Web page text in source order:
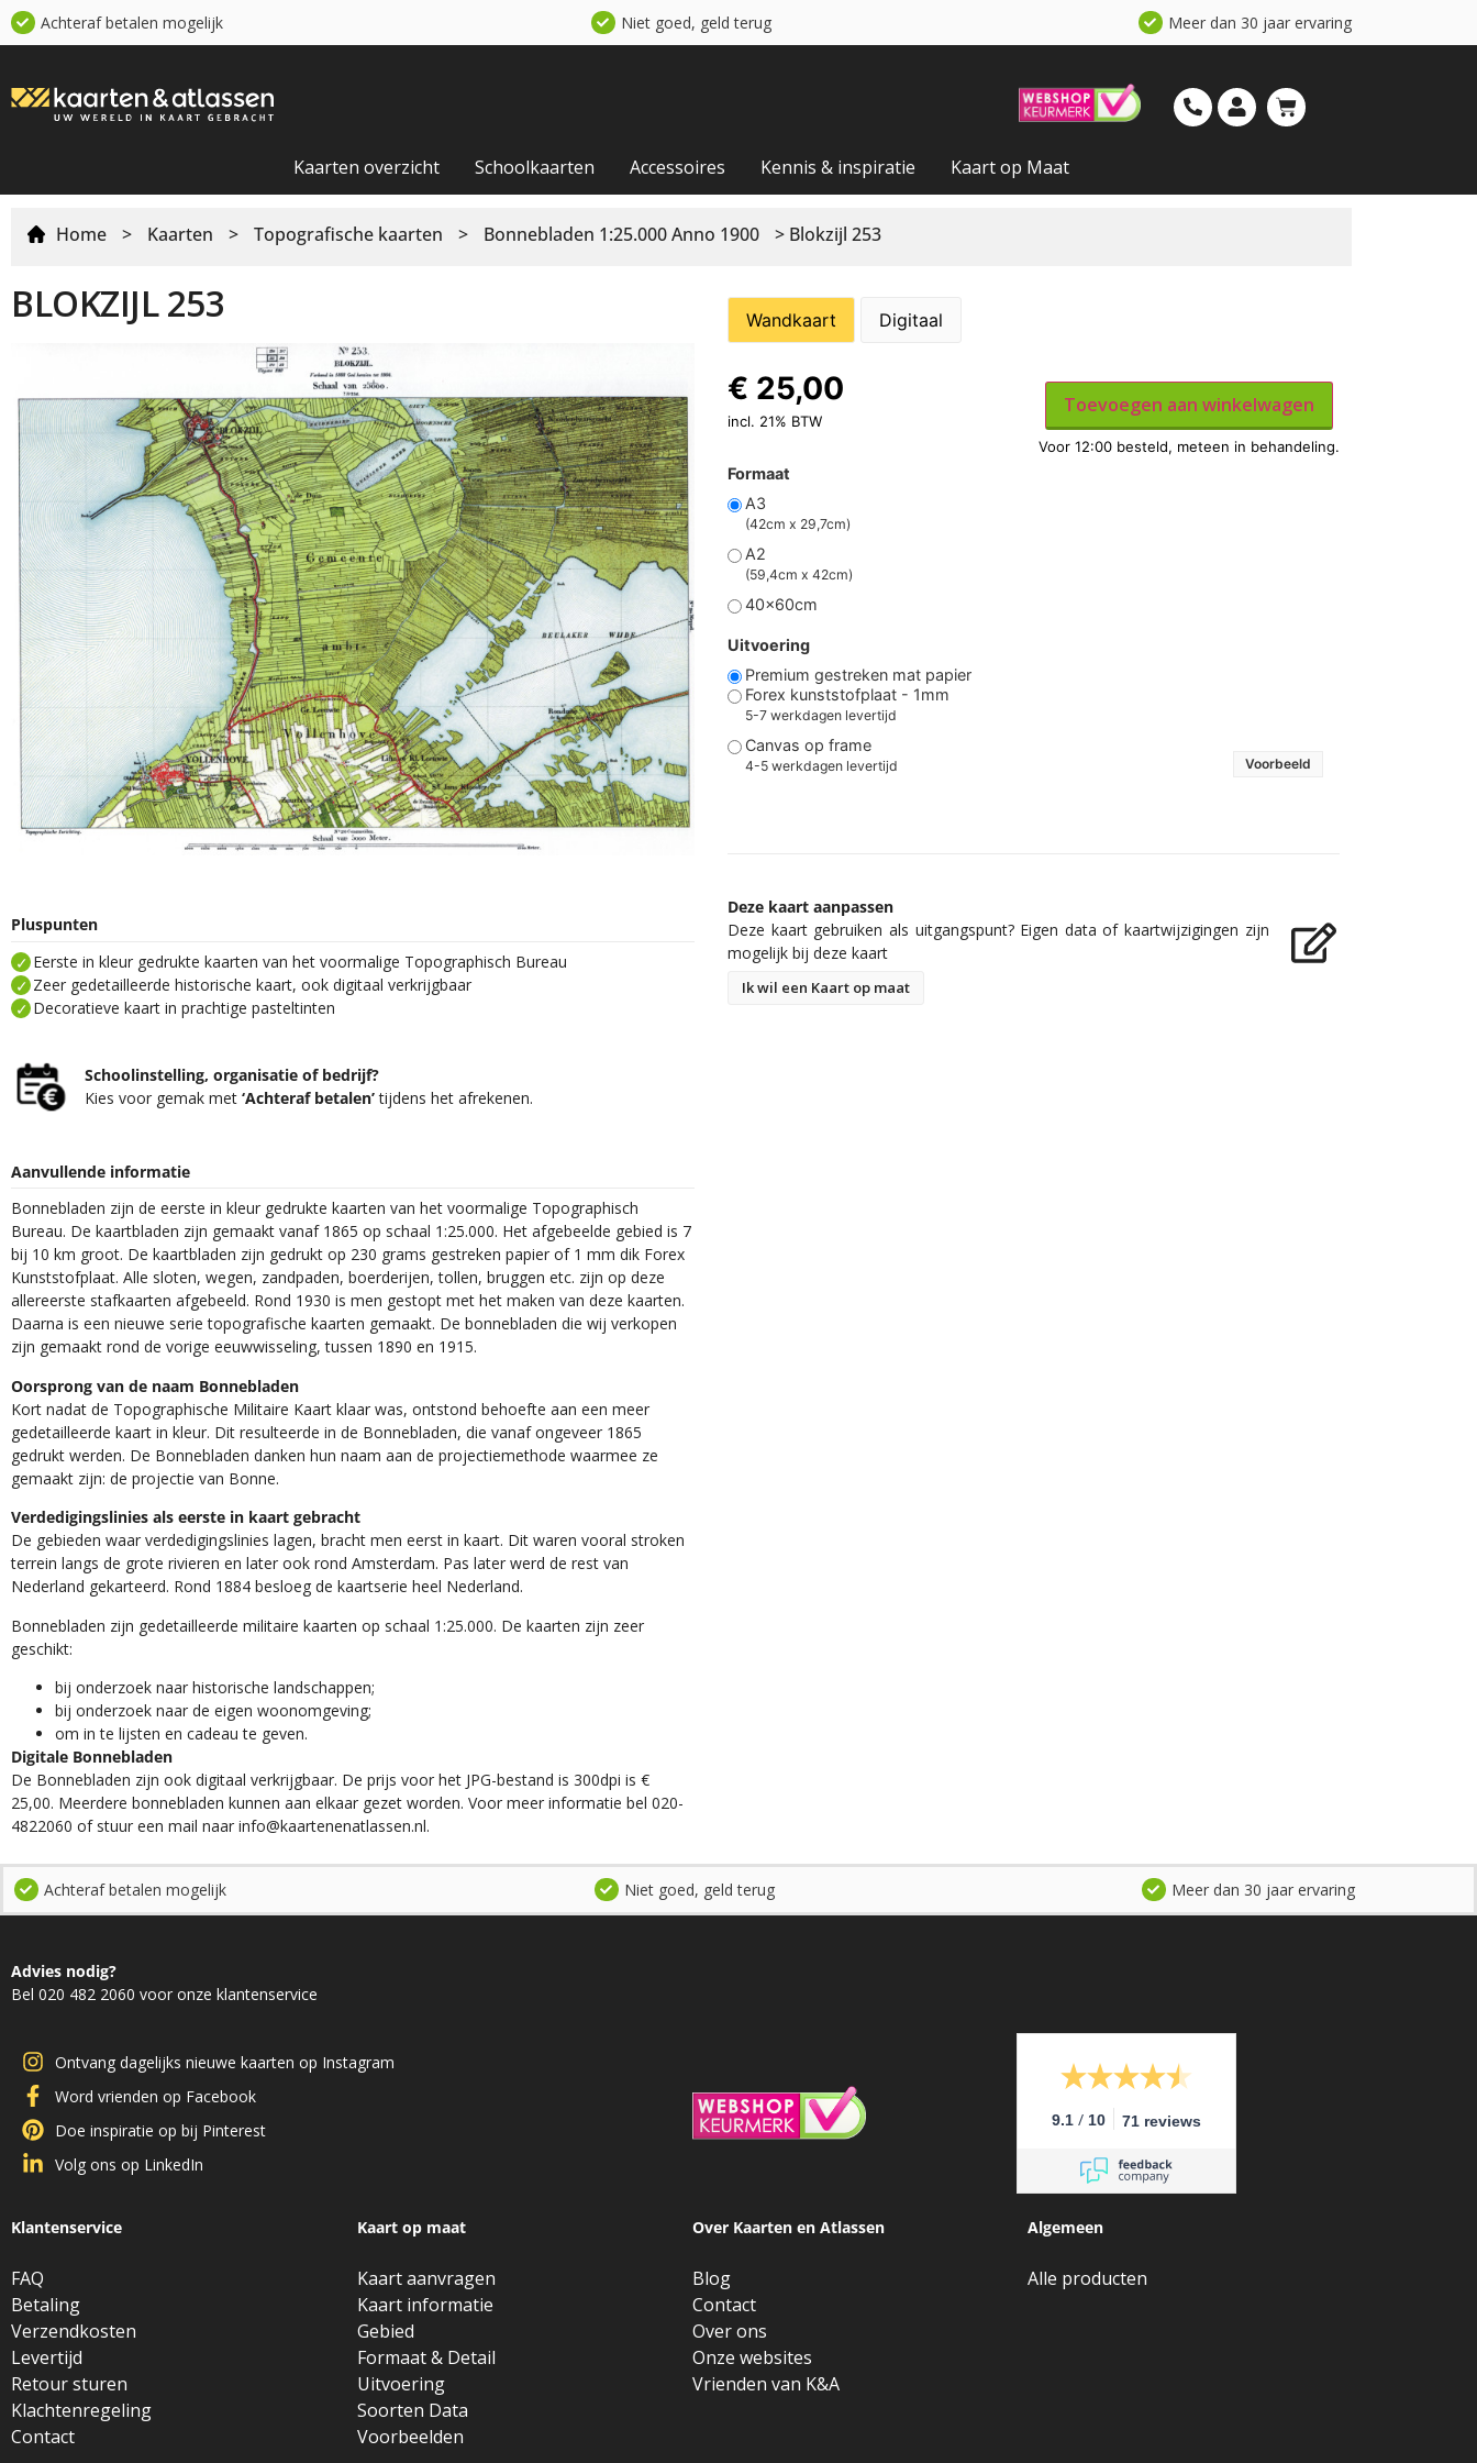
Achteraf betalen mogelijk Niet goed, geld terug Meer dan 30 jaar ervaring
Kaarten overzicht Schoolkaarten Accessoires Kennis & inspiratie Kaart op Maat
Home > Kaarten > Topografische kaarten > Bonnebladen 1:25.000 Anno 1900 > Blokzijl 253
BLOKZIJL 253
Pluspunten
Eerste in kleur gedrukte kaarten van het voormalige Topographisch Bureau
Zeer gedetailleerde historische kaart, ook digitaal verkrijgbaar
Decoratieve kaart in prachtige pasteltinten
Schoolinstelling, organisatie of bedrijf?
Kies voor gemak met‘Achteraf betalen’tijdens het afrekenen.
Aanvullende informatie
Bonnebladen zijn de eerste in kleur gedrukte kaarten van het voormalige Topographisch
Bureau. De kaartbladen zijn gemaakt vanaf 1865 op schaal 1:25.000. Het afgebeelde gebied is 7
bij 10 km groot. De kaartbladen zijn gedrukt op 230 grams gestreken papier of 1 mm dik Forex
Kunststofplaat. Alle sloten, wegen, zandpaden, boerderijen, tollen, bruggen etc. zijn op deze
allereerste stafkaarten afgebeeld. Rond 1930 is men gestopt met het maken van deze kaarten.
Daarna is een nieuwe serie topografische kaarten gemaakt. De bonnebladen die wij verkopen
zijn gemaakt rond de vorige eeuwwisseling, tussen 1890 en 1915.
Oorsprong van de naam Bonnebladen
Kort nadat de Topographische Militaire Kaart klaar was, ontstond behoefte aan een meer
gedetailleerde kaart in kleur. Dit resulteerde in de Bonnebladen, die vanaf ongeveer 1865
gedrukt werden. De Bonnebladen danken hun naam aan de projectiemethode waarmee ze
gemaakt zijn: de projectie van Bonne.
Verdedigingslinies als eerste in kaart gebracht
De gebieden waar verdedigingslinies lagen, bracht men eerst in kaart. Dit waren vooral stroken
terrein langs de grote rivieren en later ook rond Amsterdam. Pas later werd de rest van
Nederland gekarteerd. Rond 1884 besloeg de kaartserie heel Nederland.
Bonnebladen zijn gedetailleerde militaire kaarten op schaal 1:25.000. De kaarten zijn zeer
geschikt:​
​bij onderzoek naar historische landschappen;
bij onderzoek naar de eigen woonomgeving;
om in te lijsten en cadeau te geven.
Digitale Bonnebladen
De Bonnebladen zijn ook digitaal verkrijgbaar. De prijs voor het JPG-bestand is 300dpi is €
25,00. Meerdere bonnebladen kunnen aan elkaar gezet worden. Voor meer informatie bel 020-
4822060 of stuur een mail naar info@kaartenenatlassen.nl.
Wandkaart Digitaal
Formaat
A3
(42cm x 29,7cm)
A2
(59,4cm x 42cm)
40x60cm
Uitvoering
Premium gestreken mat papier
Forex kunststofplaat - 1mm
5-7 werkdagen levertijd
Canvas op frame
4-5 werkdagen levertijd Voorbeeld
€ 25,00
incl. 21% BTW
Toevoegen aan winkelwagen
Deze kaart aanpassen
Deze kaart gebruiken als uitgangspunt? Eigen data of kaartwijzigingen zijn
mogelijk bij deze kaart
Ik wil een Kaart op maat
Achteraf betalen mogelijk Niet goed, geld terug Meer dan 30 jaar ervaring
Advies nodig?
Bel 020 482 2060 voor onze klantenservice
Ontvang dagelijks nieuwe kaarten op Instagram
Word vrienden op Facebook
Doe inspiratie op bij Pinterest
Volg ons op LinkedIn
9.1 / 10 71 reviews
Klantenservice
FAQ
Betaling
Verzendkosten
Levertijd
Retour sturen
Klachtenregeling
Contact
Kaart op maat
Kaart aanvragen
Kaart informatie
Gebied
Formaat & Detail
Uitvoering
Soorten Data
Voorbeelden
Over Kaarten en Atlassen
Blog
Contact
Over ons
Onze websites
Vrienden van K&A
Algemeen
Alle producten